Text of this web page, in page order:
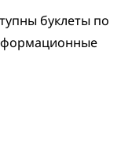
буклеты по